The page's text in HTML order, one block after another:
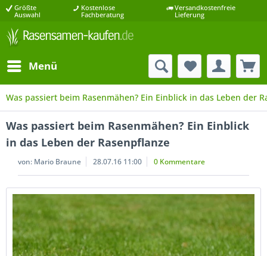
Größte
Auswahl
Kostenlose
Fachberatung
Versandkostenfreie
Lieferung
Menü
Was passiert beim Rasenmähen? Ein Einblick in das Leben der
Was passiert beim Rasenmähen? Ein Einblick
in das Leben der Rasenpflanze
von: Mario Braune 28.07.16 11:00 0 Kommentare